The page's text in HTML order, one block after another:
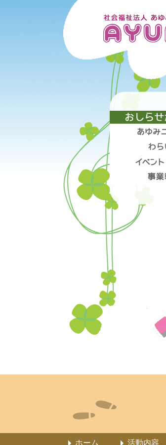
ホーム 活動内容